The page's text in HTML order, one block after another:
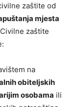
zaštite od
mjesta
zaštite
na
obiteljskih
osobama ili